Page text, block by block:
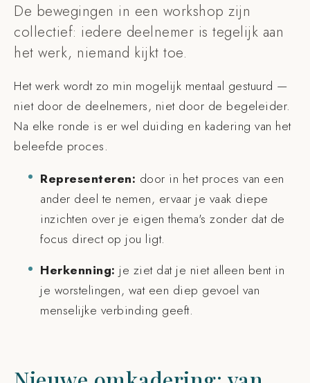
De bewegingen in een workshop zijn
collectief: iedere deelnemer is tegelijk aan
het werk, niemand kijkt toe.
Het werk wordt zo min mogelijk mentaal gestuurd —
niet door de deelnemers, niet door de begeleider.
Na elke ronde is er wel duiding en kadering van het
beleefde proces.
Representeren: door in het proces van een
ander deel te nemen, ervaar je vaak diepe
inzichten over je eigen thema's zonder dat de
focus direct op jou ligt.
Herkenning: je ziet dat je niet alleen bent in
je worstelingen, wat een diep gevoel van
menselijke verbinding geeft.